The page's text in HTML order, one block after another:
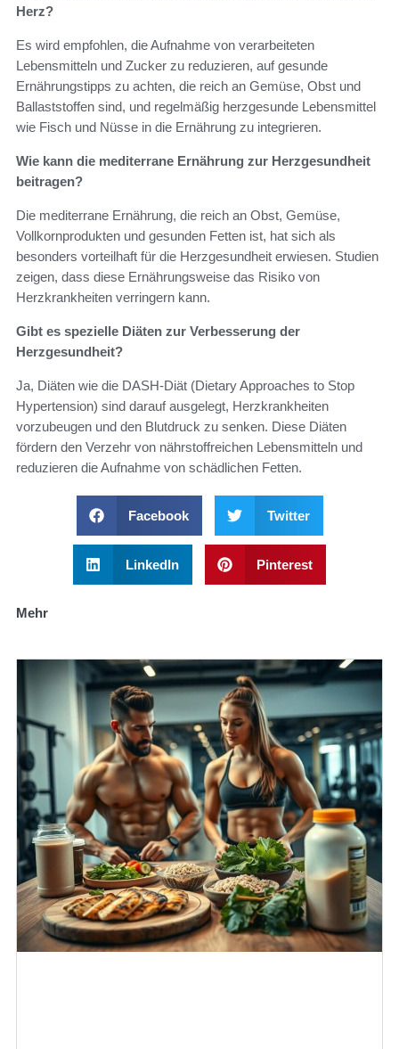
Herz?
Es wird empfohlen, die Aufnahme von verarbeiteten
Lebensmitteln und Zucker zu reduzieren, auf gesunde
Ernährungstipps zu achten, die reich an Gemüse, Obst und
Ballaststoffen sind, und regelmäßig herzgesunde Lebensmittel
wie Fisch und Nüsse in die Ernährung zu integrieren.
Wie kann die mediterrane Ernährung zur Herzgesundheit
beitragen?
Die mediterrane Ernährung, die reich an Obst, Gemüse,
Vollkornprodukten und gesunden Fetten ist, hat sich als
besonders vorteilhaft für die Herzgesundheit erwiesen. Studien
zeigen, dass diese Ernährungsweise das Risiko von
Herzkrankheiten verringern kann.
Gibt es spezielle Diäten zur Verbesserung der
Herzgesundheit?
Ja, Diäten wie die DASH-Diät (Dietary Approaches to Stop
Hypertension) sind darauf ausgelegt, Herzkrankheiten
vorzubeugen und den Blutdruck zu senken. Diese Diäten
fördern den Verzehr von nährstoffreichen Lebensmitteln und
reduzieren die Aufnahme von schädlichen Fetten.
Facebook Twitter
LinkedIn Pinterest
Mehr